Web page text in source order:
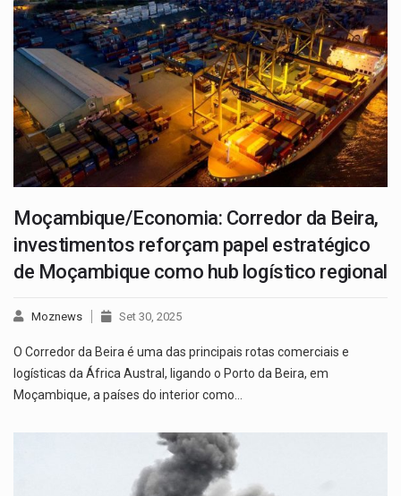
Moçambique/Economia: Corredor da Beira,
investimentos reforçam papel estratégico
de Moçambique como hub logístico regional
Moznews Set 30, 2025
O Corredor da Beira é uma das principais rotas comerciais e
logísticas da África Austral, ligando o Porto da Beira, em
Moçambique, a países do interior como…